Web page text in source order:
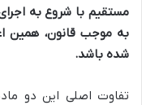
مستقیم با شروع به
به موجب قانون، همین
شده باشد.